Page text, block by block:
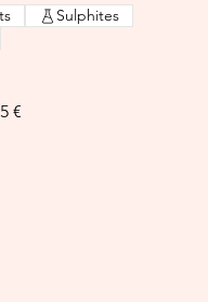
Sulphites
5 €